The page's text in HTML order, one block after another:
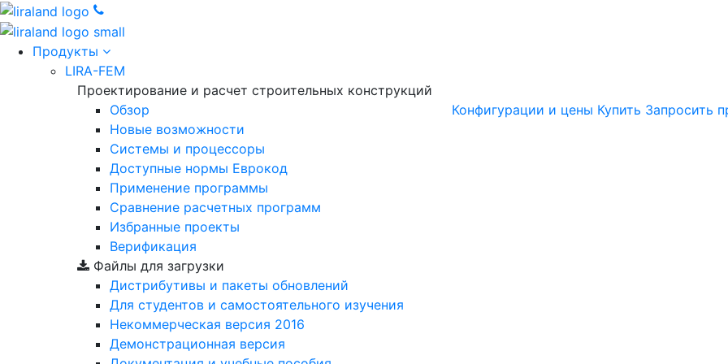
Продукты
LIRA-FEM
Проектирование и расчет строительных конструкций
Обзор
Новые возможности
Cистемы и процессоры
Доступные нормы Еврокод
Применение программы
Сравнение расчетных программ
Избранные проекты
Верификация
Конфигурации и цены Купить Запросить
Файлы для загрузки
Дистрибутивы и пакеты обновлений
Для студентов и самостоятельного изучения
Некоммерческая версия 2016
Демонстрационная версия